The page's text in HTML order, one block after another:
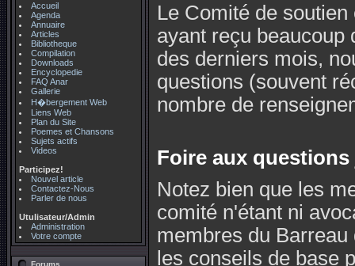
Accueil
Agenda
Annuaire
Articles
Bibliotheque
Compilation
Downloads
Encyclopedie
FAQ Anar
Gallerie
H�bergement Web
Liens Web
Plan du Site
Poemes et Chansons
Sujets actifs
Videos
Participez!
Nouvel article
Contactez-Nous
Parler de nous
Utulisateur/Admin
Administration
Votre compte
Forums
Le Comité de
ayant reçu beaucoup
des derniers mois,
questions (souvent
nombre de
Foire aux
Notez bien que les
comité n'étant ni
membres du Barreau
les conseils de base